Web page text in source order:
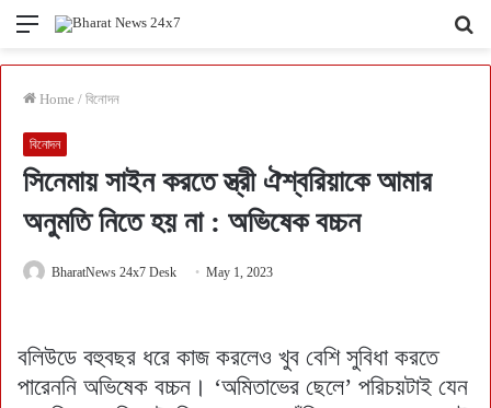
Menu
Home / বিনোদন
বিনোদন
সিনেমায় সাইন করতে স্ত্রী ঐশ্বরিয়াকে আমার
অনুমতি নিতে হয় না : অভিষেক বচ্চন
BharatNews 24x7 Desk May 1, 2023
বলিউডে বহুবছর ধরে কাজ করলেও খুব বেশি সুবিধা করতে
পারেননি অভিষেক বচ্চন। ‘অমিতাভের ছেলে’ পরিচয়টাই যেন